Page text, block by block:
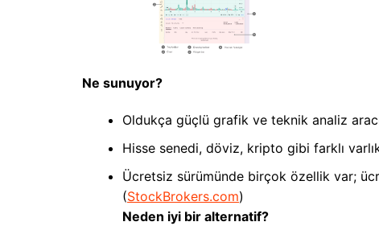
Ne sunuyor?
Oldukça güçlü grafik ve teknik analiz
Hisse senedi, döviz, kripto gibi farklı
Ücretsiz sürümünde birçok özellik var;
(StockBrokers.com)
Neden iyi bir alternatif?